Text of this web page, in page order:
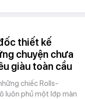
thiết kế
chuyện chưa
giàu toàn cầu
chiếc Rolls-
luôn phủ một lớp màn